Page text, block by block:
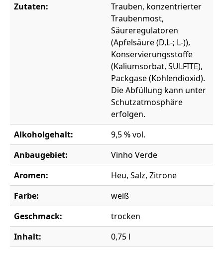
Zutaten:
Trauben, konzentrierter
Traubenmost,
Säureregulatoren
(Apfelsäure (D,L-; L-)),
Konservierungsstoffe
(Kaliumsorbat, SULFITE),
Packgase (Kohlendioxid).
Die Abfüllung kann unter
Schutzatmosphäre
erfolgen.
Alkoholgehalt:
9,5 % vol.
Anbaugebiet:
Vinho Verde
Aromen:
Heu, Salz, Zitrone
Farbe:
weiß
Geschmack:
trocken
Inhalt:
0,75 l